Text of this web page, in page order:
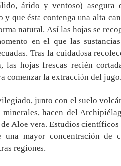
árido y ventoso) asegura
y que ésta contenga una alta
natural. Así las hojas se
en el que las
Tras la cuidadosa
las hojas frescas recién
comenzar la extracción del
junto con el suelo
hacen del
Aloe vera. Estudios científicos
una mayor concentración de
regiones.